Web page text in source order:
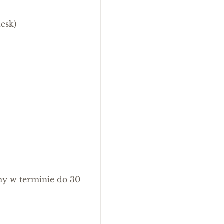
w terminie do 30